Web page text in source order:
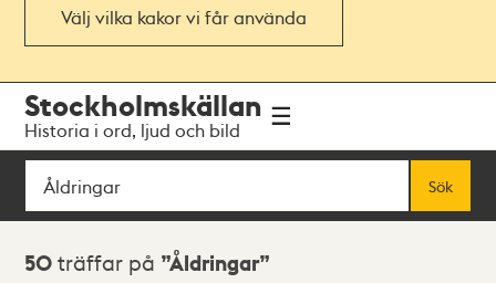
Välj vilka kakor vi får använda
navigationen
huvudinnehållet
Stockholmskällan
Historia i ord, ljud och bild
Sök
Sök
Sökresultat
50 träffar på Åldringar